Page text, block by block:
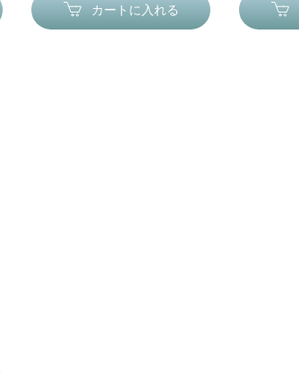
カートに入れる